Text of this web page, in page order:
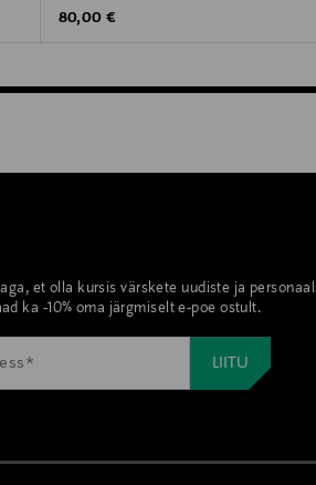
Original Price
80,00 €
et olla kursis värskete uudiste ja
ka -10% oma järgmiselt e-poe ostult.